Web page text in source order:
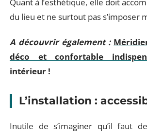
du lieu et ne surtout pas s’imposer
A découvrir également :
déco et confortable
intérieur !
L’installation :
Inutile de s’imaginer qu’il faut